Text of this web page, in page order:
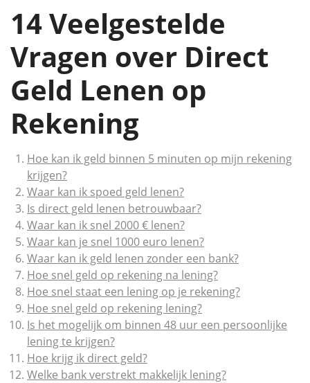
14 Veelgestelde
Vragen over Direct
Geld Lenen op
Rekening
Hoe kan ik geld binnen 5 minuten op mijn rekening
krijgen?
Waar kan ik spoed geld lenen?
Is direct geld lenen betrouwbaar?
Waar kan ik snel 2000 € lenen?
Waar kan je snel 1000 euro lenen?
Waar kan ik geld lenen zonder een bank?
Hoe snel geld op rekening na lening?
Hoe snel staat een lening op je rekening?
Hoe snel geld op rekening lening?
Is het mogelijk om binnen 48 uur een persoonlijke
lening te krijgen?
Hoe krijg ik direct geld?
Welke bank verstrekt makkelijk lening?